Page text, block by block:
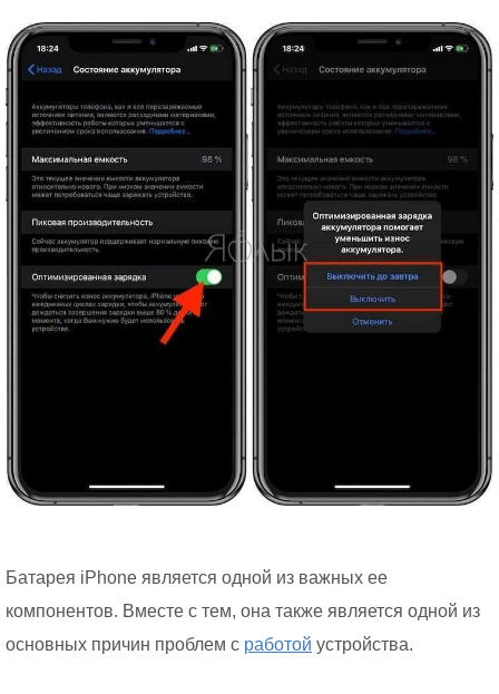
Батарея iPhone является одной из важных ее
компонентов. Вместе с тем, она также является одной из
основных причин проблем с работой устройства.